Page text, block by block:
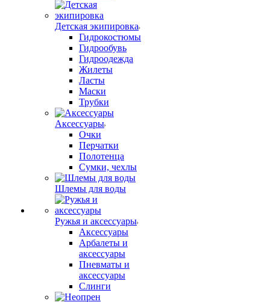
Детская экипировка
Гидрокостюмы
Гидрообувь
Гидроодежда
Жилеты
Ласты
Маски
Трубки
Аксессуары
Очки
Перчатки
Полотенца
Сумки, чехлы
Шлемы для воды
Ружья и аксессуары
Аксессуары
Арбалеты и
аксессуары
Пневматы и
аксессуары
Слинги